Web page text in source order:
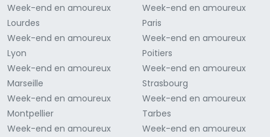
Week-end en amoureux
Lourdes
Week-end en amoureux
Lyon
Week-end en amoureux
Marseille
Week-end en amoureux
Montpellier
Week-end en amoureux
Week-end en amoureux
Paris
Week-end en amoureux
Poitiers
Week-end en amoureux
Strasbourg
Week-end en amoureux
Tarbes
Week-end en amoureux